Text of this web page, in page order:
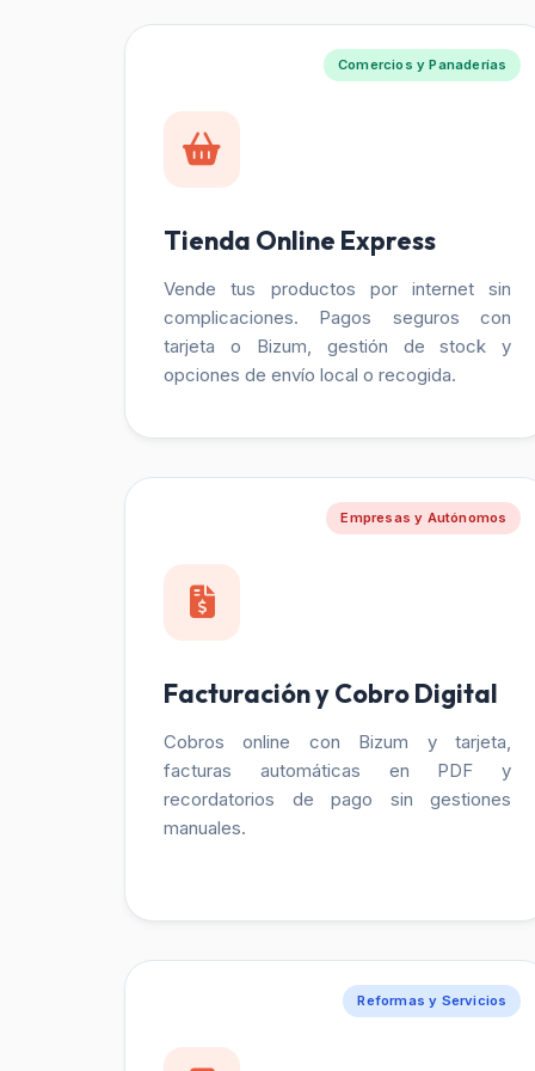
Comercios y Panaderías
Tienda Online Express
Vende tus productos por internet sin
complicaciones. Pagos seguros con
tarjeta o Bizum, gestión de stock y
opciones de envío local o recogida.
Empresas y Autónomos
Facturación y Cobro Digital
Cobros online con Bizum y tarjeta,
facturas automáticas en PDF y
recordatorios de pago sin gestiones
manuales.
Reformas y Servicios